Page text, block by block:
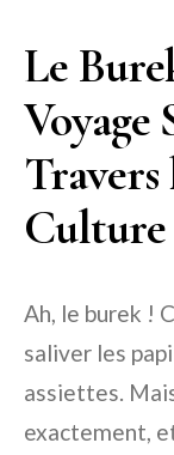
Le
Voyage
Travers
Culture
Ah, le burek !
saliver les
assiettes.
exactement,